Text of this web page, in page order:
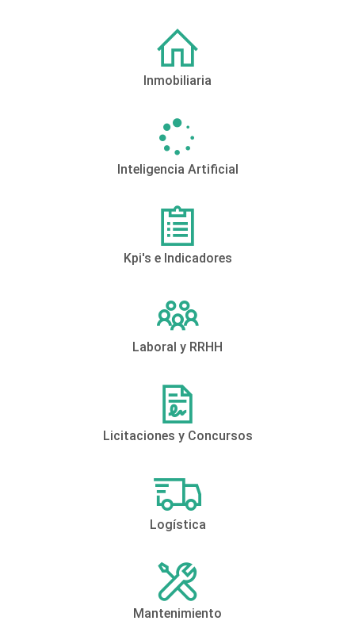
Inmobiliaria
Inteligencia Artificial
Kpi's e Indicadores
Laboral y RRHH
Licitaciones y Concursos
Logística
Mantenimiento